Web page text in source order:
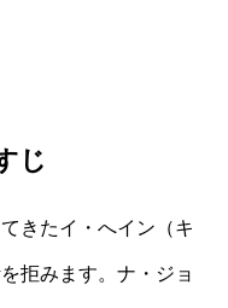
じ
きたイ・へイン（キ
拒みます。ナ・ジョ